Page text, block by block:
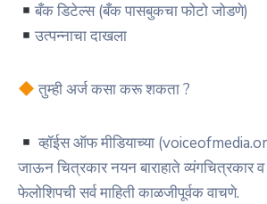
बँक डिटेल्स (बँक पासबुकचा फोटो जोडणे)
उत्पन्नाचा दाखला
तुम्ही अर्ज कसा करू शकता ?
व्हॉईस ऑफ मीडियाच्या
जाऊन चित्रकार नयन बाराहाते व्यंगचित्रकार व
फेलोशिपची सर्व माहिती काळजीपूर्वक वाचणे.